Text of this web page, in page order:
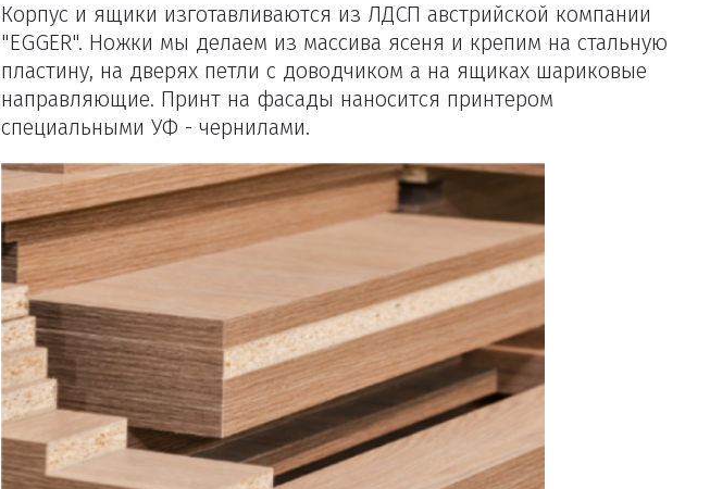
Корпус и ящики изготавливаются из ЛДСП австрийской компании
"EGGER". Ножки мы делаем из массива ясеня и крепим на стальную
пластину, на дверях петли с доводчиком а на ящиках шариковые
направляющие. Принт на фасады наносится принтером
специальными УФ - чернилами.